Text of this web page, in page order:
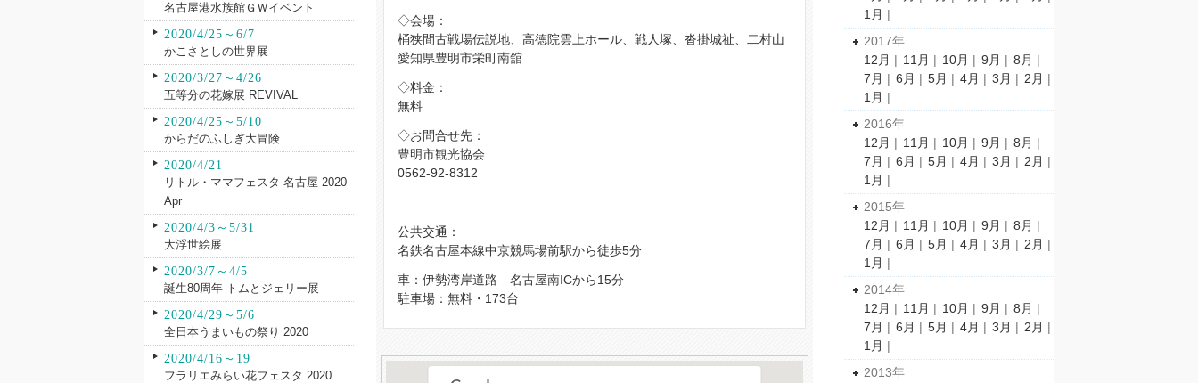
◇会場：
桶狭間古戦場伝説地、高徳院雲上ホール、戦人塚、沓掛城祉、二村山
愛知県豊明市栄町南舘
◇料金：
無料
◇お問合せ先：
豊明市観光協会
0562-92-8312
公共交通：
名鉄名古屋本線中京競馬場前駅から徒歩5分
車：伊勢湾岸道路 名古屋南ICから15分
駐車場：無料・173台
名古屋港水族館ＧＷイベント
2020/4/25～6/7
かこさとしの世界展
2020/3/27～4/26
五等分の花嫁展 REVIVAL
2020/4/25～5/10
からだのふしぎ大冒険
2020/4/21
リトル・ママフェスタ 名古屋 2020
Apr
2020/4/3～5/31
大浮世絵展
2020/3/7～4/5
誕生80周年 トムとジェリー展
2020/4/29～5/6
全日本うまいもの祭り 2020
2020/4/16～19
フラリエみらい花フェスタ 2020
1月 |
2017年
12月 | 11月 | 10月 | 9月 | 8月 |
7月 | 6月 | 5月 | 4月 | 3月 | 2月 |
1月 |
2016年
12月 | 11月 | 10月 | 9月 | 8月 |
7月 | 6月 | 5月 | 4月 | 3月 | 2月 |
1月 |
2015年
12月 | 11月 | 10月 | 9月 | 8月 |
7月 | 6月 | 5月 | 4月 | 3月 | 2月 |
1月 |
2014年
12月 | 11月 | 10月 | 9月 | 8月 |
7月 | 6月 | 5月 | 4月 | 3月 | 2月 |
1月 |
2013年